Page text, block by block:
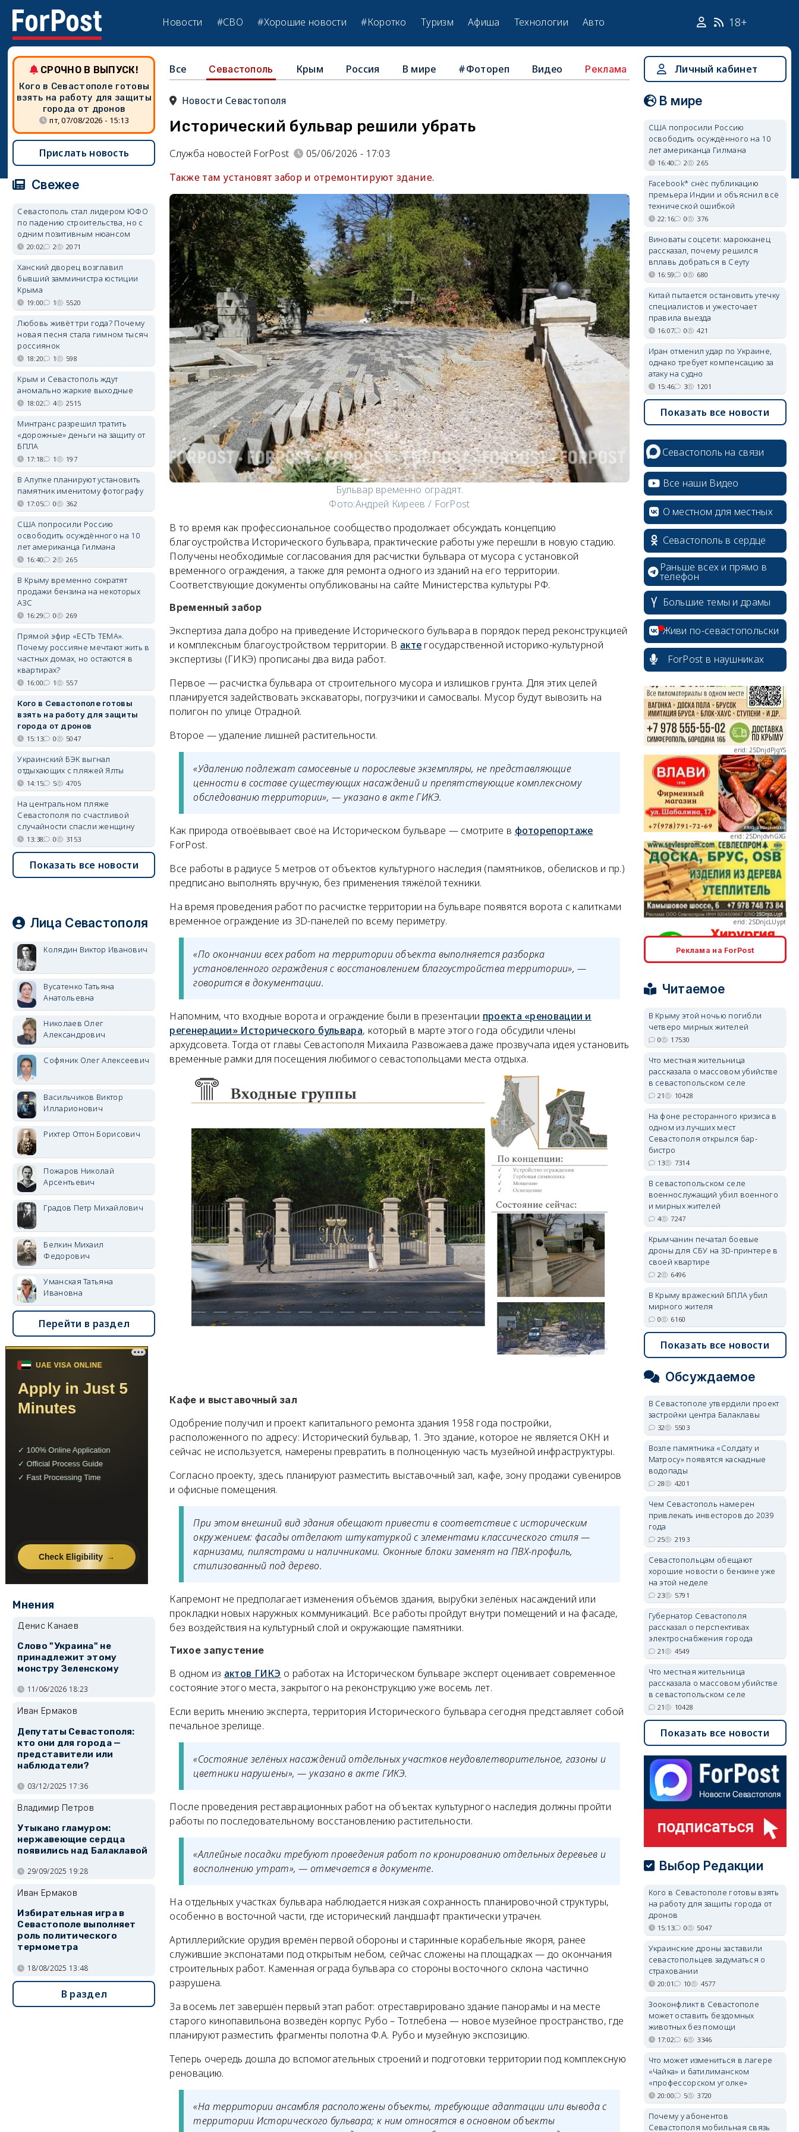
Новости #СВО #Хорошие новости #Коротко Туризм Афиша Технологии Авто 18+
Все Севастополь Крым Россия В мире #Фотореп Видео Реклама
Новости Севастополя
Исторический бульвар решили убрать
Служба новостей ForPost
05/06/2026 - 17:03
Также там установят забор и отремонтируют здание.
Бульвар временно оградят.
Фото:Андрей Киреев / ForPost
В то время как профессиональное сообщество продолжает обсуждать концепцию
благоустройства Исторического бульвара, практические работы уже перешли в новую стадию.
Получены необходимые согласования для расчистки бульвара от мусора с установкой
временного ограждения, а также для ремонта одного из зданий на его территории.
Соответствующие документы опубликованы на сайте Министерства культуры РФ.
Временный забор
Экспертиза дала добро на приведение Исторического бульвара в порядок перед реконструкцией
и комплексным благоустройством территории. В акте государственной историко-культурной
экспертизы (ГИКЭ) прописаны два вида работ.
Первое — расчистка бульвара от строительного мусора и излишков грунта. Для этих целей
планируется задействовать экскаваторы, погрузчики и самосвалы. Мусор будут вывозить на
полигон по улице Отрадной.
Второе — удаление лишней растительности.
«Удалению подлежат самосевные и порослевые экземпляры, не представляющие
ценности в составе существующих насаждений и препятствующие комплексному
обследованию территории», — указано в акте ГИКЭ.
Как природа отвоёвывает своё на Историческом бульваре — смотрите в фоторепортаже
ForPost.
Все работы в радиусе 5 метров от объектов культурного наследия (памятников, обелисков и пр.)
предписано выполнять вручную, без применения тяжёлой техники.
На время проведения работ по расчистке территории на бульваре появятся ворота с калитками
временное ограждение из 3D-панелей по всему периметру.
«По окончании всех работ на территории объекта выполняется разборка
установленного ограждения с восстановлением благоустройства территории», —
говорится в документации.
Напомним, что входные ворота и ограждение были в презентации проекта «реновации и
регенерации» Исторического бульвара, который в марте этого года обсудили члены
архудсовета. Тогда от главы Севастополя Михаила Развожаева даже прозвучала идея установить
временные рамки для посещения любимого севастопольцами места отдыха.
Кафе и выставочный зал
Одобрение получил и проект капитального ремонта здания 1958 года постройки,
расположенного по адресу: Исторический бульвар, 1. Это здание, которое не является ОКН и
сейчас не используется, намерены превратить в полноценную часть музейной инфраструктуры.
Согласно проекту, здесь планируют разместить выставочный зал, кафе, зону продажи сувениров
и офисные помещения.
При этом внешний вид здания обещают привести в соответствие с историческим
окружением: фасады отделают штукатуркой с элементами классического стиля —
карнизами, пилястрами и наличниками. Оконные блоки заменят на ПВХ-профиль,
стилизованный под дерево.
Капремонт не предполагает изменения объёмов здания, вырубки зелёных насаждений или
прокладки новых наружных коммуникаций. Все работы пройдут внутри помещений и на фасаде,
без воздействия на культурный слой и окружающие памятники.
Тихое запустение
В одном из актов ГИКЭ о работах на Историческом бульваре эксперт оценивает современное
состояние этого места, закрытого на реконструкцию уже восемь лет.
Если верить мнению эксперта, территория Исторического бульвара сегодня представляет собой
печальное зрелище.
«Состояние зелёных насаждений отдельных участков неудовлетворительное, газоны и
цветники нарушены», — указано в акте ГИКЭ.
После проведения реставрационных работ на объектах культурного наследия должны пройти
работы по последовательному восстановлению растительности.
«Аллейные посадки требуют проведения работ по кронированию отдельных деревьев и
восполнению утрат», — отмечается в документе.
На отдельных участках бульвара наблюдается низкая сохранность планировочной структуры,
особенно в восточной части, где исторический ландшафт практически утрачен.
Артиллерийские орудия времён первой обороны и старинные корабельные якоря, ранее
служившие экспонатами под открытым небом, сейчас сложены на площадках — до окончания
строительных работ. Каменная ограда бульвара со стороны восточного склона частично
разрушена.
За восемь лет завершён первый этап работ: отреставрировано здание панорамы и на месте
старого кинопавильона возведён корпус Рубо – Тотлебена — новое музейное пространство, где
планируют разместить фрагменты полотна Ф.А. Рубо и музейную экспозицию.
Теперь очередь дошла до вспомогательных строений и подготовки территории под комплексную
реновацию.
«На территории ансамбля расположены объекты, требующие адаптации или вывода с
территории Исторического бульвара; к ним относятся в основном объекты
СРОЧНО В ВЫПУСК!
Кого в Севастополе готовы
взять на работу для защиты
города от дронов
пт, 07/08/2026 - 15:13
Прислать новость
Свежее
Севастополь стал лидером ЮФО
по падению строительства, но с
одним позитивным нюансом
20:02 2 2071
Ханский дворец возглавил
бывший замминистра юстиции
Крыма
19:00 1 5520
Любовь живёт три года? Почему
новая песня стала гимном тысяч
россиянок
18:20 1 598
Крым и Севастополь ждут
аномально жаркие выходные
18:02 4 2515
Минтранс разрешил тратить
«дорожные» деньги на защиту от
БПЛА
17:18 1 197
В Алупке планируют установить
памятник именитому фотографу
17:05 0 362
США попросили Россию
освободить осуждённого на 10
лет американца Гилмана
16:40 2 265
В Крыму временно сократят
продажи бензина на некоторых
АЗС
16:29 0 269
Прямой эфир «ЕСТЬ ТЕМА».
Почему россияне мечтают жить в
частных домах, но остаются в
квартирах?
16:00 1 557
Кого в Севастополе готовы
взять на работу для защиты
города от дронов
15:13 0 5047
Украинский БЭК выгнал
отдыхающих с пляжей Ялты
14:15 5 4705
На центральном пляже
Севастополя по счастливой
случайности спасли женщину
13:38 0 3153
Показать все новости
Лица Севастополя
Колядин Виктор Иванович
Вусатенко Татьяна
Анатольевна
Николаев Олег
Александрович
Софяник Олег Алексеевич
Васильчиков Виктор
Илларионович
Рихтер Оттон Борисович
Пожаров Николай
Арсентьевич
Градов Петр Михайлович
Белкин Михаил
Федорович
Уманская Татьяна
Ивановна
Перейти в раздел
Мнения
Денис Канаев
Слово "Украина" не
принадлежит этому
монстру Зеленскому
11/06/2026 18:23
Иван Ермаков
Депутаты Севастополя:
кто они для города —
представители или
наблюдатели?
03/12/2025 17:36
Владимир Петров
Утыкано гламуром:
нержавеющие сердца
появились над Балаклавой
29/09/2025 19:28
Иван Ермаков
Избирательная игра в
Севастополе выполняет
роль политического
термометра
18/08/2025 13:48
В раздел
Личный кабинет
В мире
США попросили Россию
освободить осуждённого на 10
лет американца Гилмана
16:40 2 265
Facebook* снёс публикацию
премьера Индии и объяснил всё
технической ошибкой
22:16 0 376
Виноваты соцсети: марокканец
рассказал, почему решился
вплавь добраться в Сеуту
16:59 0 680
Китай пытается остановить утечку
специалистов и ужесточает
правила выезда
16:07 0 421
Иран отменил удар по Украине,
однако требует компенсацию за
атаку на судно
15:46 3 1201
Показать все новости
Севастополь на связи
Все наши Видео
О местном для местных
Севастополь в сердце
Раньше всех и прямо в
телефон
Большие темы и драмы
Живи по-севастопольски
ForPost в наушниках
erid: 2SDnjcrDNw6
erid: 2SDnjdPjgYS
erid: 2SDnjdvhGXG
erid: 2SDnjcLUypt
erid: 2SDnjcrDNw6
erid: 2SDnjdvhGXG
Реклама на ForPost
Читаемое
В Крыму этой ночью погибли
четверо мирных жителей
0 17530
Что местная жительница
рассказала о массовом убийстве
в севастопольском селе
21 10428
На фоне ресторанного кризиса в
одном из лучших мест
Севастополя открылся бар-
бистро
13 7314
В севастопольском селе
военнослужащий убил военного
и мирных жителей
4 7247
Крымчанин печатал боевые
дроны для СБУ на 3D-принтере в
своей квартире
2 6496
В Крыму вражеский БПЛА убил
мирного жителя
0 6160
Показать все новости
Обсуждаемое
В Севастополе утвердили проект
застройки центра Балаклавы
32 5503
Возле памятника «Солдату и
Матросу» появятся каскадные
водопады
28 4201
Чем Севастополь намерен
привлекать инвесторов до 2039
года
25 2193
Севастопольцам обещают
хорошие новости о бензине уже
на этой неделе
23 5791
Губернатор Севастополя
рассказал о перспективах
электроснабжения города
21 4549
Что местная жительница
рассказала о массовом убийстве
в севастопольском селе
21 10428
Показать все новости
Выбор Редакции
Кого в Севастополе готовы взять
на работу для защиты города от
дронов
15:13 0 5047
Украинские дроны заставили
севастопольцев задуматься о
страховании
20:01 10 4577
Зооконфликт в Севастополе
может оставить бездомных
животных без помощи
17:02 6 3346
Что может измениться в лагере
«Чайка» и батилиманском
«профессорском уголке»
20:00 5 3720
Почему у абонентов
Севастополя мобильная связь